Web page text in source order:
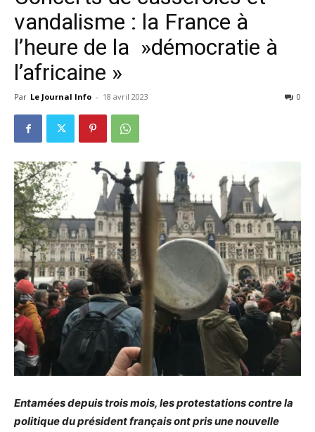
vandalisme : la France à
l’heure de la »démocratie à
l’africaine »
Par Le Journal Info - 18 avril 2023 0
Entamées depuis trois mois, les protestations contre la
politique du président français ont pris une nouvelle